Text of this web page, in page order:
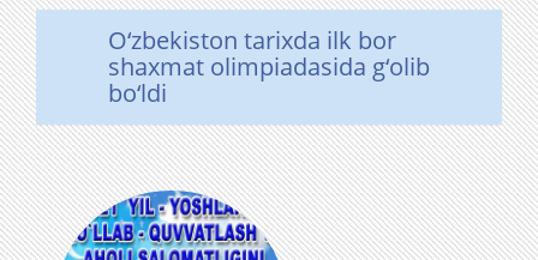
O‘zbekiston tarixda ilk bor
shaxmat olimpiadasida g‘olib
bo‘ldi